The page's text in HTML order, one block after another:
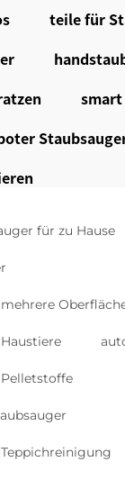
teile für
smart
für zu Hause